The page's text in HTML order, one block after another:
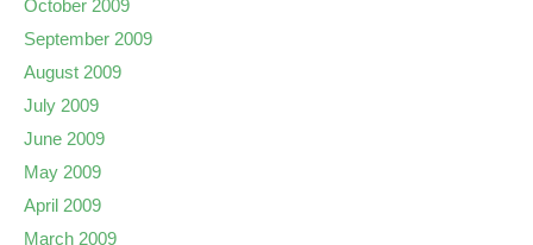
October 2009
September 2009
August 2009
July 2009
June 2009
May 2009
April 2009
March 2009